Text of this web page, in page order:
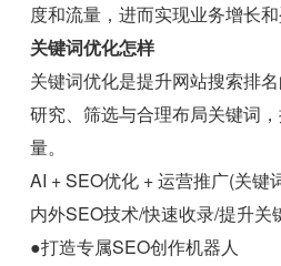
度和流量，进而实现业务增长和
关键词优化怎样
关键词优化是提升网站搜索排
研究、筛选与合理布局关键词
量。
AI + SEO优化 + 运营推广(关键
内外SEO技术/快速收录/提升关
●打造专属SEO创作机器人